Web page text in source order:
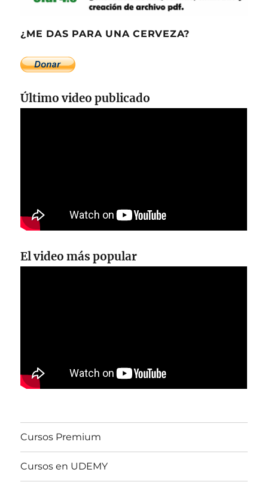
¿ME DAS PARA UNA CERVEZA?
Último video publicado
El video más popular
Cursos Premium
Cursos en UDEMY